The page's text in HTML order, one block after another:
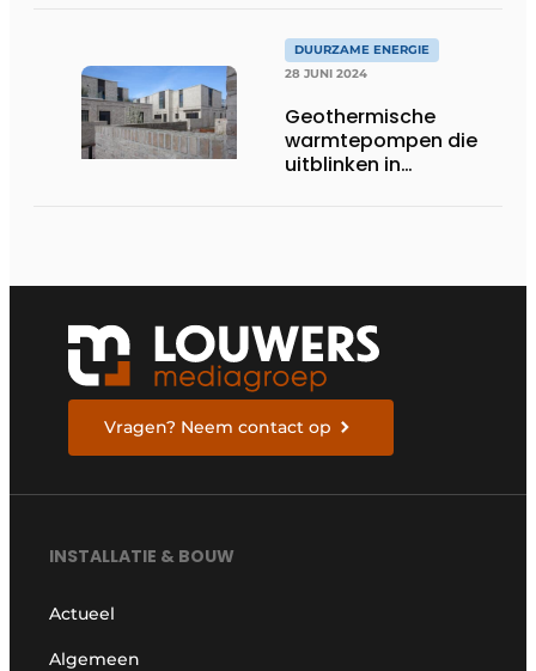
DUURZAME ENERGIE
28 JUNI 2024
Geothermische
warmtepompen die
uitblinken in
Vragen? Neem contact op
INSTALLATIE & BOUW
Actueel
Algemeen